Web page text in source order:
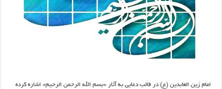
امام زین العابدین (ع) در قالب دعایی به آثار «بسم الله الرحمن الرحیم» اشاره کرده